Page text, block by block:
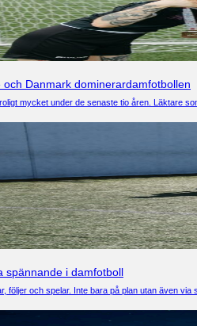
Danmark dominerardamfotbollen
mycket under de senaste tio åren. Läktare
spännande i damfotboll
följer och spelar. Inte bara på plan utan även